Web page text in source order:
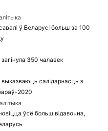
ў Беларусі больш за 100
350 чалавек
салідарнасць з
2020
ўсё больш відавочна,